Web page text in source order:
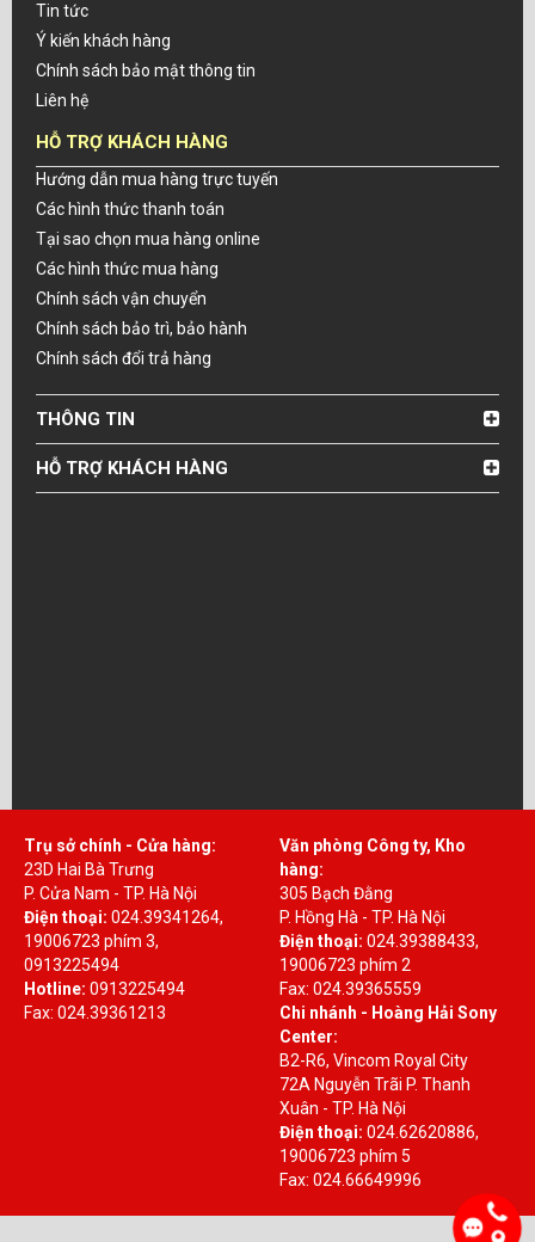
Tin tức
Ý kiến khách hàng
Chính sách bảo mật thông tin
Liên hệ
HỖ TRỢ KHÁCH HÀNG
Hướng dẫn mua hàng trực tuyến
Các hình thức thanh toán
Tại sao chọn mua hàng online
Các hình thức mua hàng
Chính sách vận chuyển
Chính sách bảo trì, bảo hành
Chính sách đổi trả hàng
THÔNG TIN
HỖ TRỢ KHÁCH HÀNG
Trụ sở chính - Cửa hàng:
23D Hai Bà Trưng
P. Cửa Nam - TP. Hà Nội
Điện thoại: 024.39341264,
19006723 phím 3,
0913225494
Hotline: 0913225494
Fax: 024.39361213
Văn phòng Công ty, Kho
hàng:
305 Bạch Đằng
P. Hồng Hà - TP. Hà Nội
Điện thoại: 024.39388433,
19006723 phím 2
Fax: 024.39365559
Chi nhánh - Hoàng Hải Sony
Center:
B2-R6, Vincom Royal City
72A Nguyễn Trãi P. Thanh
Xuân - TP. Hà Nội
Điện thoại: 024.62620886,
19006723 phím 5
Fax: 024.66649996